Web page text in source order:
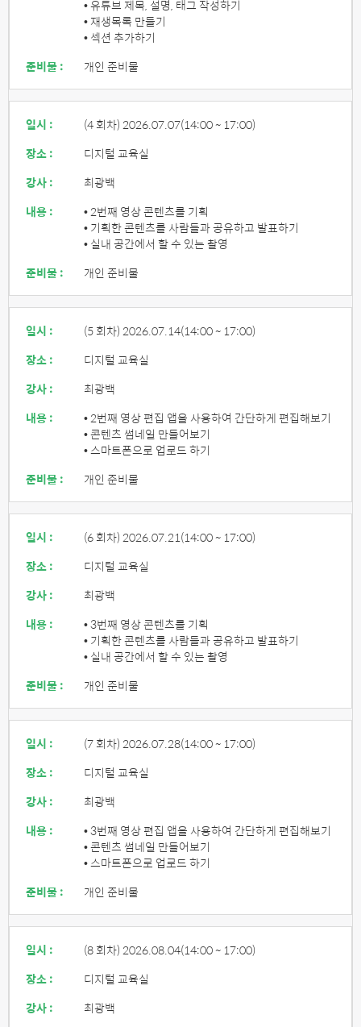
• 유튜브 제목, 설명, 태그 작성하기
• 재생목록 만들기
• 섹션 추가하기
준비물 :
개인 준비물
일시 : (4 회차) 2026.07.07(14:00 ~ 17:00)
장소 :
디지털 교육실
강사 :
최광백
내용 :
• 2번째 영상 콘텐츠를 기획
• 기획한 콘텐츠를 사람들과 공유하고 발표하기
• 실내 공간에서 할 수 있는 촬영
준비물 :
개인 준비물
일시 : (5 회차) 2026.07.14(14:00 ~ 17:00)
장소 :
디지털 교육실
강사 :
최광백
내용 :
• 2번째 영상 편집 앱을 사용하여 간단하게 편집해보기
• 콘텐츠 썸네일 만들어보기
• 스마트폰으로 업로드 하기
준비물 :
개인 준비물
일시 : (6 회차) 2026.07.21(14:00 ~ 17:00)
장소 :
디지털 교육실
강사 :
최광백
내용 :
• 3번째 영상 콘텐츠를 기획
• 기획한 콘텐츠를 사람들과 공유하고 발표하기
• 실내 공간에서 할 수 있는 촬영
준비물 :
개인 준비물
일시 : (7 회차) 2026.07.28(14:00 ~ 17:00)
장소 :
디지털 교육실
강사 :
최광백
내용 :
• 3번째 영상 편집 앱을 사용하여 간단하게 편집해보기
• 콘텐츠 썸네일 만들어보기
• 스마트폰으로 업로드 하기
준비물 :
개인 준비물
일시 : (8 회차) 2026.08.04(14:00 ~ 17:00)
장소 :
디지털 교육실
강사 :
최광백